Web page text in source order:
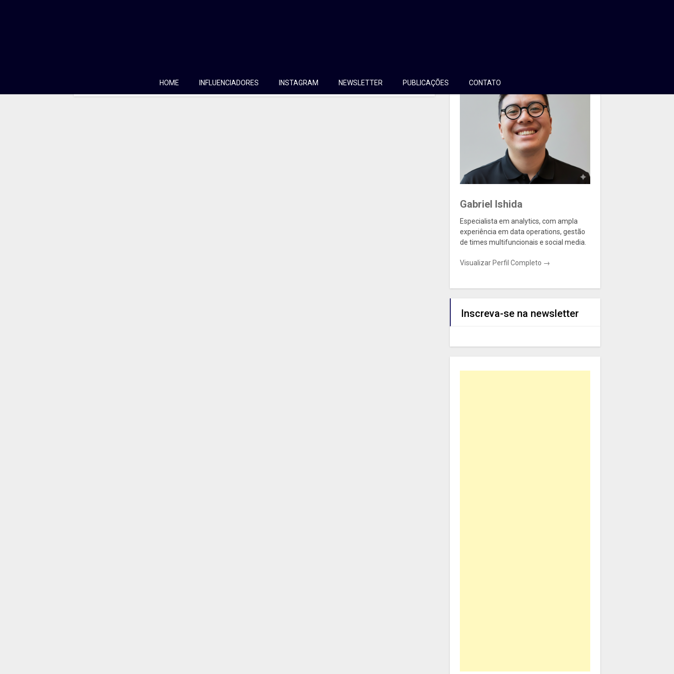
HOME INFLUENCIADORES INSTAGRAM NEWSLETTER PUBLICAÇÕES CONTATO
história foi mais ou menos assim. Recebi um job na agência para criar um layout...
Gabriel Ishida
Especialista em analytics, com ampla
experiência em data operations, gestão
de times multifuncionais e social media.
Visualizar Perfil Completo →
Inscreva-se na newsletter